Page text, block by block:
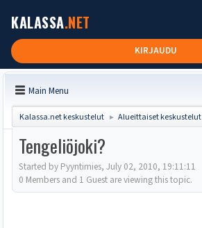
KALASSA.NET
KIRJAUDU
Main Menu
Kalassa.net keskustelut ► Alueittaiset keskustelut
Tengeliöjoki?
Started by Pyyntimies, July 02, 2010, 19:11:11
0 Members and 1 Guest are viewing this topic.